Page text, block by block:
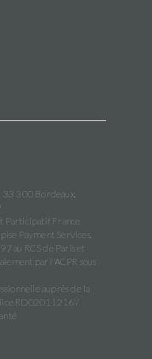
33 300 Bordeaux,
Participatif France
Payment Services,
au RCS de Paris et
par l'ACPR sous
auprès de la
RD02011216Y